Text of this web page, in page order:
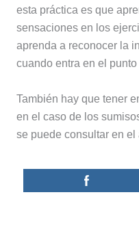
esta práctica es que
sensaciones en los
aprenda a reconocer la
cuando entra en el
También hay que tener
en el caso de los
se puede consultar en el